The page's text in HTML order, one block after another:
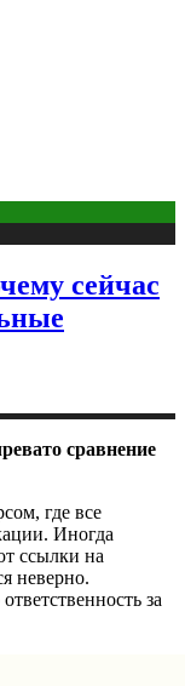
сейчас
сравнение
где все
Иногда
ссылки на
неверно.
за